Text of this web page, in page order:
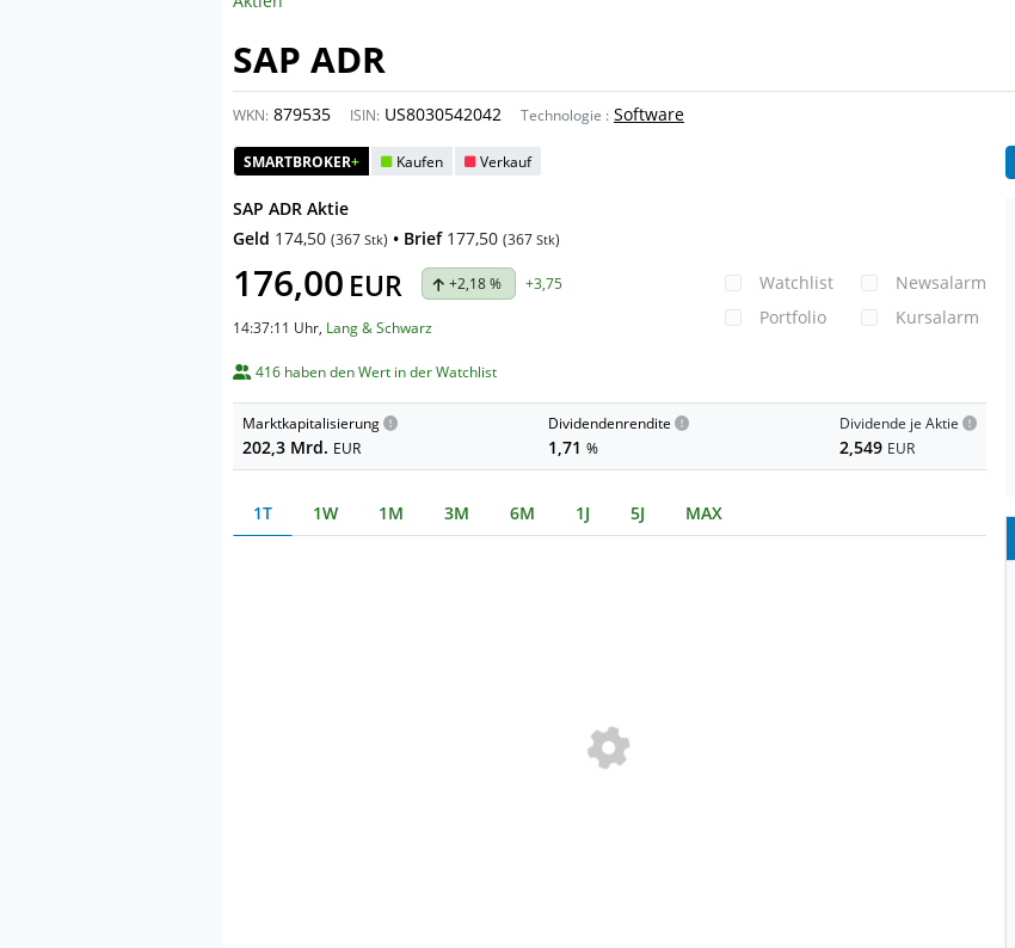
SAP ADR
WKN: 879535 ISIN: US8030542042 Technologie : Software
SMARTBROKER+ Kaufen Verkauf
SAP ADR Aktie
Geld 174,50 (367 Stk) • Brief 177,50 (367 Stk)
176,00 EUR +2,18 % +3,75
14:37:11 Uhr, Lang & Schwarz
Watchlist
Portfolio
Newsalarm
Kursalarm
416 haben den Wert in der Watchlist
Marktkapitalisierung
202,3 Mrd. EUR
Dividendenrendite
1,71 %
Dividende je Aktie
2,549 EUR
1T 1W 1M 3M 6M 1J 5J MAX